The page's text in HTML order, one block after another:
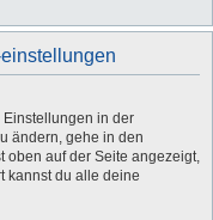
in der
ändern, gehe in den
oben auf der Seite angezeigt,
kannst du alle deine